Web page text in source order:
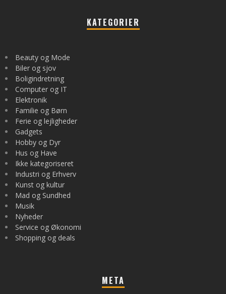
KATEGORIER
Beauty og Mode
Biler og sjov
Boligindretning
Computer og IT
Elektronik
Familie og Børn
Ferie og lejligheder
Gadgets
Hobby og Dyr
Hus og Have
Ikke kategoriseret
Industri og Erhverv
Kunst og kultur
Mad og Sundhed
Musik
Nyheder
Service og Økonomi
Shopping og deals
META